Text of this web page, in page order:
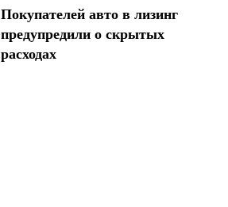
Покупателей авто в лизинг
предупредили о скрытых
расходах